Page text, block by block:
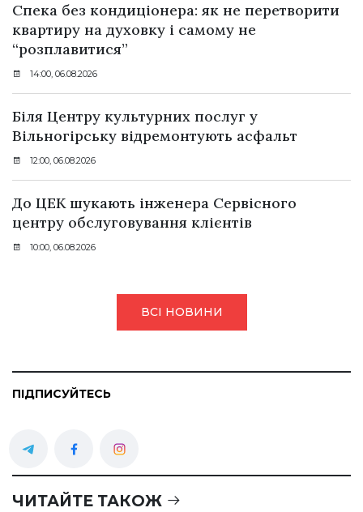
Спека без кондиціонера: як не перетворити
квартиру на духовку і самому не
“розплавитися”
14:00, 06.08.2026
Біля Центру культурних послуг у
Вільногірську відремонтують асфальт
12:00, 06.08.2026
До ЦЕК шукають інженера Сервісного
центру обслуговування клієнтів
10:00, 06.08.2026
ВСІ НОВИНИ
ПІДПИСУЙТЕСЬ
ЧИТАЙТЕ ТАКОЖ